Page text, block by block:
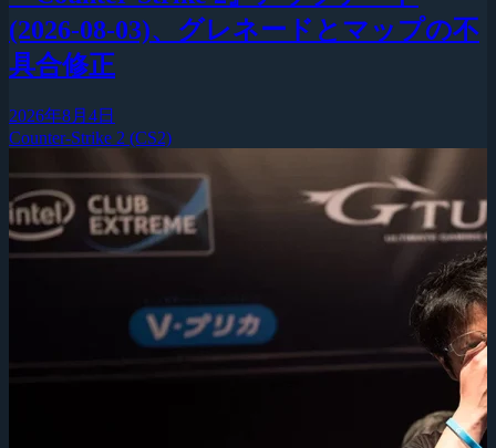
(2026-08-03)、グレネードとマップの不
具合修正
2026年8月4日
Counter-Strike 2 (CS2)